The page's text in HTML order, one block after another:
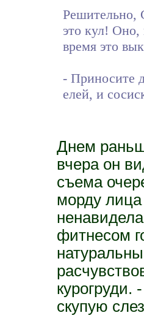
Решительно,
это кул!
время это
- Приносите
елей, и
Днем
вчера он
съема
морду
фитнесом
курогруди.
скупую